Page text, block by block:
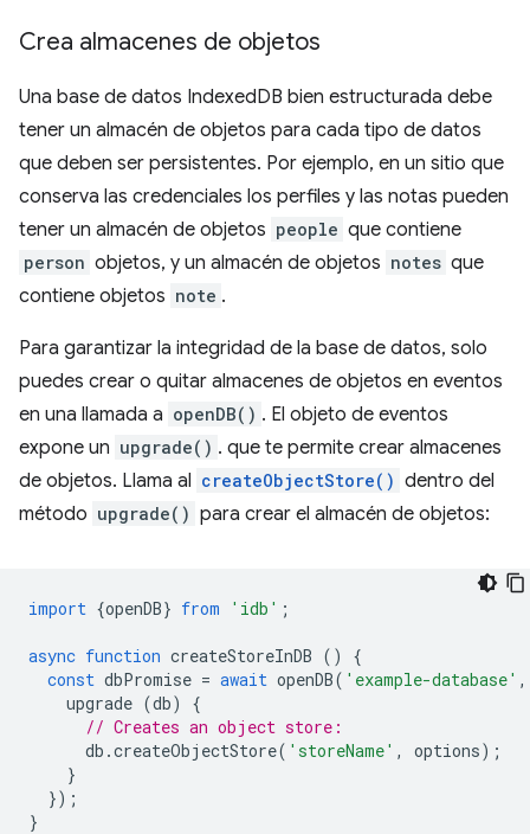
Crea almacenes de objetos
Una base de datos IndexedDB bien estructurada debe
tener un almacén de objetos para cada tipo de datos
que deben ser persistentes. Por ejemplo, en un sitio que
conserva las credenciales los perfiles y las notas pueden
tener un almacén de objetos people que contiene
person objetos, y un almacén de objetos notes que
contiene objetos note .
Para garantizar la integridad de la base de datos, solo
puedes crear o quitar almacenes de objetos en eventos
en una llamada a openDB() . El objeto de eventos
expone un upgrade() . que te permite crear almacenes
de objetos. Llama al createObjectStore() dentro del
método upgrade() para crear el almacén de objetos:
import {openDB} from 'idb' ;
async function createStoreInDB ()
{
const dbPromise = await openDB( 'example-database' ,
upgrade (db)
{
// Creates an object store:
db .createObjectStore( 'storeName' , options);
}
});
}